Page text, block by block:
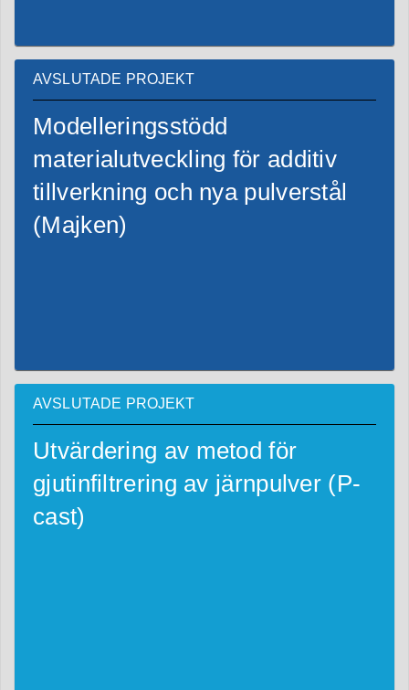
AVSLUTADE PROJEKT
Modelleringsstödd
materialutveckling för additiv
tillverkning och nya pulverstål
(Majken)
AVSLUTADE PROJEKT
Utvärdering av metod för
gjutinfiltrering av järnpulver (P-
cast)